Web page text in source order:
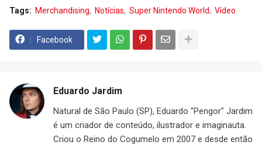
Tags: Merchandising Notícias Super Nintendo World Vídeo
Facebook
Eduardo Jardim
Natural de São Paulo (SP), Eduardo "Pengor" Jardim
é um criador de conteúdo, ilustrador e imaginauta.
Criou o Reino do Cogumelo em 2007 e desde então